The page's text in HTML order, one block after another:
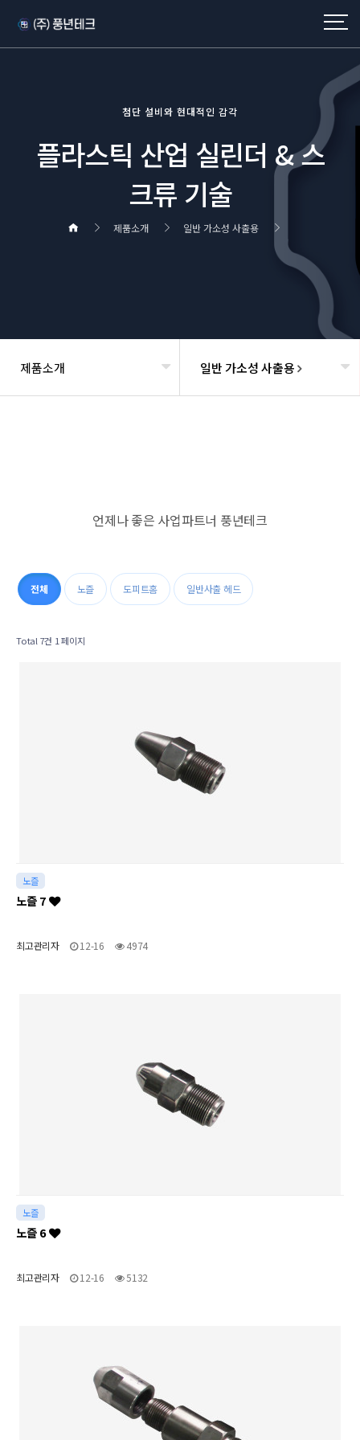
첨단 설비와 현대적인 감각
플라스틱 산업 실린더 & 스
크류 기술
제품소개 일반 가소성 사출용
제품소개 일반 가소성 사출용
언제나 좋은 사업파트너 풍년테크
전체 노즐 도피트홈 일반사출 헤드
Total 7건 1 페이지
노즐
노즐 7
최고관리자 12-16 4974
노즐
노즐 6
최고관리자 12-16 5132